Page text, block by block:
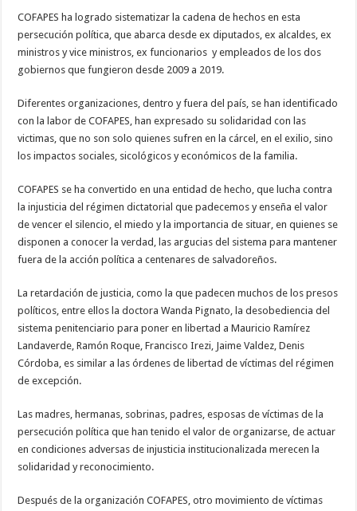
COFAPES ha logrado sistematizar la cadena de hechos en esta
persecución política, que abarca desde ex diputados, ex alcaldes, ex
ministros y vice ministros, ex funcionarios y empleados de los dos
gobiernos que fungieron desde 2009 a 2019.
Diferentes organizaciones, dentro y fuera del país, se han identificado
con la labor de COFAPES, han expresado su solidaridad con las
victimas, que no son solo quienes sufren en la cárcel, en el exilio, sino
los impactos sociales, sicológicos y económicos de la familia.
COFAPES se ha convertido en una entidad de hecho, que lucha contra
la injusticia del régimen dictatorial que padecemos y enseña el valor
de vencer el silencio, el miedo y la importancia de situar, en quienes se
disponen a conocer la verdad, las argucias del sistema para mantener
fuera de la acción política a centenares de salvadoreños.
La retardación de justicia, como la que padecen muchos de los presos
políticos, entre ellos la doctora Wanda Pignato, la desobediencia del
sistema penitenciario para poner en libertad a Mauricio Ramírez
Landaverde, Ramón Roque, Francisco Irezi, Jaime Valdez, Denis
Córdoba, es similar a las órdenes de libertad de víctimas del régimen
de excepción.
Las madres, hermanas, sobrinas, padres, esposas de víctimas de la
persecución política que han tenido el valor de organizarse, de actuar
en condiciones adversas de injusticia institucionalizada merecen la
solidaridad y reconocimiento.
Después de la organización COFAPES, otro movimiento de víctimas